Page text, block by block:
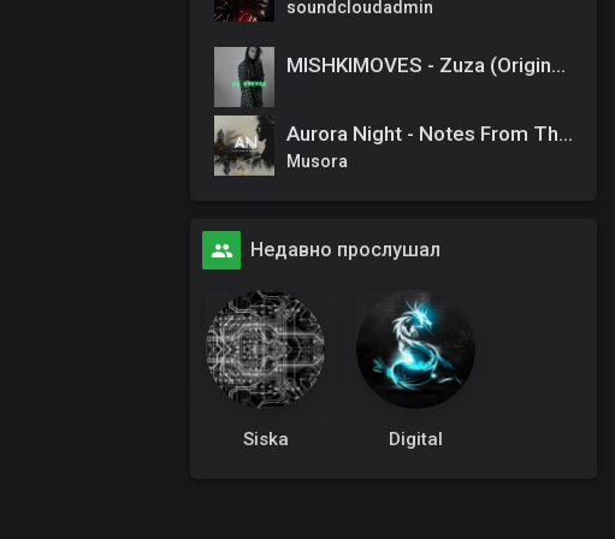
soundcloudadmin
MISHKIMOVES - Zuza (Original Mix)
Aurora Night - Notes From The Shadows
Musora
Недавно прослушал
Siska Digital